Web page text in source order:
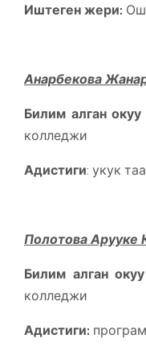
Иштеген жери:
Анарбекова
Билим алган
колледжи
Адистиги: укук
Полотова Арууке
Билим алган
колледжи
Адистиги: